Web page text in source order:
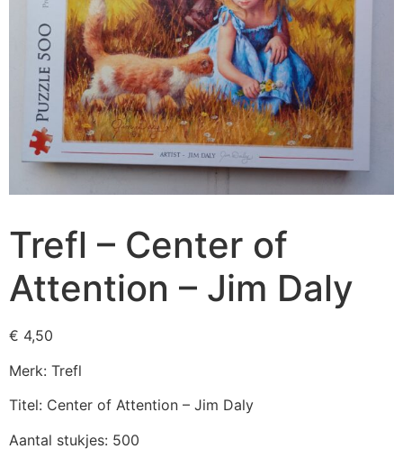
Trefl – Center of
Attention – Jim Daly
€ 4,50
Merk: Trefl
Titel: Center of Attention – Jim Daly
Aantal stukjes: 500